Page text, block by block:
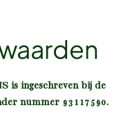
is ingeschreven bij de
nummer 93117590.